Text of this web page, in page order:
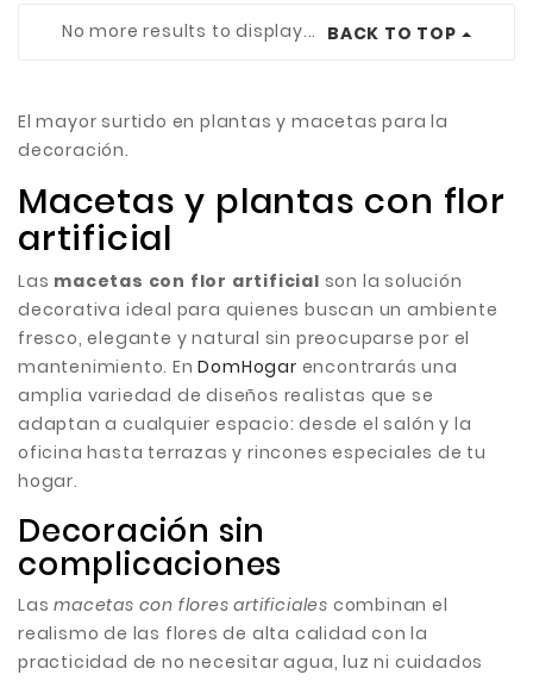
No more results to display... BACK TO TOP
El mayor surtido en plantas y macetas para la
decoración.
Macetas y plantas con flor
artificial
Las macetas con flor artificial son la solución
decorativa ideal para quienes buscan un ambiente
fresco, elegante y natural sin preocuparse por el
mantenimiento. EnDomHogar encontrarás una
amplia variedad de diseños realistas que se
adaptan a cualquier espacio: desde el salón y la
oficina hasta terrazas y rincones especiales de tu
hogar.
Decoración sin
complicaciones
Lasmacetas con flores artificiales combinan el
realismo de las flores de alta calidad con la
practicidad de no necesitar agua, luz ni cuidados